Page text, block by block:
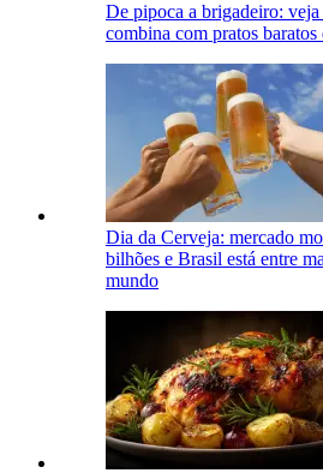
De pipoca a brigadeiro:
combina com pratos baratos
Dia da Cerveja: mercado
bilhões e Brasil está entre
mundo